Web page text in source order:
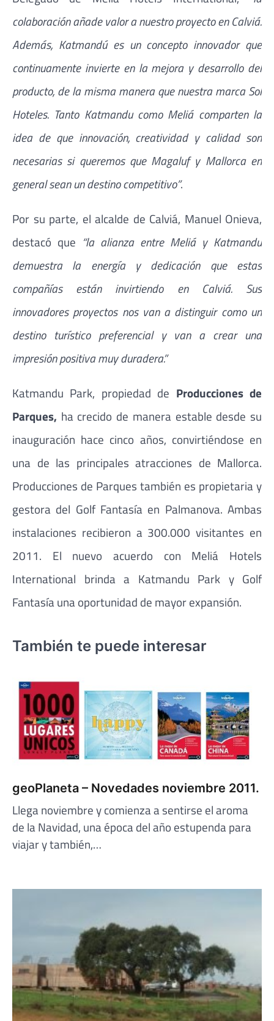
colaboración añade valor a nuestro proyecto en Calviá.
Además, Katmandú es un concepto innovador que
continuamente invierte en la mejora y desarrollo del
producto, de la misma manera que nuestra marca Sol
Hoteles. Tanto Katmandu como Meliá comparten la
idea de que innovación, creatividad y calidad son
necesarias si queremos que Magaluf y Mallorca en
general sean un destino competitivo”.
Por su parte, el alcalde de Calviá, Manuel Onieva,
destacó que “la alianza entre Meliá y Katmandu
demuestra la energía y dedicación que estas
compañías están invirtiendo en Calviá. Sus
innovadores proyectos nos van a distinguir como un
destino turístico preferencial y van a crear una
impresión positiva muy duradera.”
Katmandu Park, propiedad de Producciones de
Parques, ha crecido de manera estable desde su
inauguración hace cinco años, convirtiéndose en
una de las principales atracciones de Mallorca.
Producciones de Parques también es propietaria y
gestora del Golf Fantasía en Palmanova. Ambas
instalaciones recibieron a 300.000 visitantes en
2011. El nuevo acuerdo con Meliá Hotels
International brinda a Katmandu Park y Golf
Fantasía una oportunidad de mayor expansión.
También te puede interesar
geoPlaneta – Novedades noviembre 2011.
Llega noviembre y comienza a sentirse el aroma
de la Navidad, una época del año estupenda para
viajar y también,…